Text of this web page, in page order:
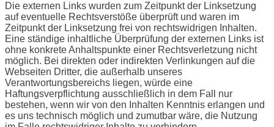
Die externen Links wurden zum Zeitpunkt der Linksetzung
auf eventuelle Rechtsverstöße überprüft und waren im
Zeitpunkt der Linksetzung frei von rechtswidrigen Inhalten.
Eine ständige inhaltliche Überprüfung der externen Links ist
ohne konkrete Anhaltspunkte einer Rechtsverletzung nicht
möglich. Bei direkten oder indirekten Verlinkungen auf die
Webseiten Dritter, die außerhalb unseres
Verantwortungsbereichs liegen, würde eine
Haftungsverpflichtung ausschließlich in dem Fall nur
bestehen, wenn wir von den Inhalten Kenntnis erlangen und
es uns technisch möglich und zumutbar wäre, die Nutzung